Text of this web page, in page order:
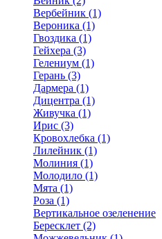
Вербейник (1)
Вероника (1)
Гвоздика (1)
Гейхера (3)
Гелениум (1)
Герань (3)
Дармера (1)
Дицентра (1)
Живучка (1)
Ирис (3)
Кровохлебка (1)
Лилейник (1)
Молиния (1)
Молодило (1)
Мята (1)
Роза (1)
Вертикальное озеленение
Бересклет (2)